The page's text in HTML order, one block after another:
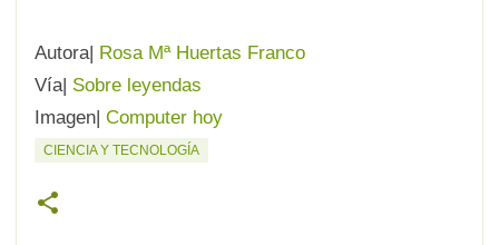
Autora| Rosa Mª Huertas Franco
Vía| Sobre leyendas
Imagen| Computer hoy
CIENCIA Y TECNOLOGÍA